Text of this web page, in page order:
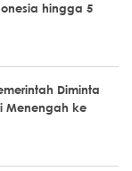
hingga 5
Diminta
Menengah ke